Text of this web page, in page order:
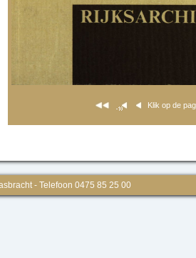
Klik op de
- Telefoon 0475 85 25 00